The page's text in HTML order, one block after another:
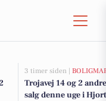
3 timer siden |
Trojavej 14 og 2
salg denne uge i